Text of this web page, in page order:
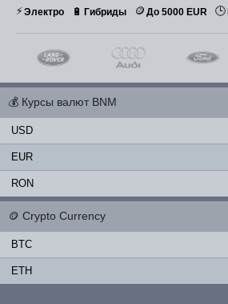
⚡Электро 🔋 Гибриды 🪙 До 5000 EUR 🕒
💰 Курсы валют BNM
USD
EUR
RON
🪙 Crypto Currency
BTC
ETH